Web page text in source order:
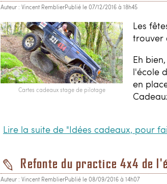
Auteur : Vincent RemblierPublié le 07/12/2016 à 18h45
Cartes cadeaux stage de pilotage
Les
trouver
Eh
l'école
en
Lire la suite de "Idées cadeaux, pour
Refonte du practice 4x4 de
Auteur : Vincent RemblierPublié le 08/09/2016 à 14h07